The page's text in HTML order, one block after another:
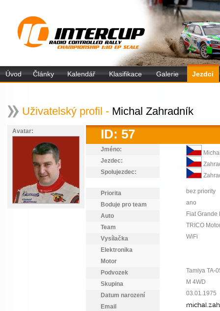
Úvod Články Kalendář Klasifikace Galerie Jezdci
Uživatelský profil - Michal Zahradník
Avatar: ID: 57
Jméno:
Jezdec:
Spolujezdec:
Priorita
bez priority
Boduje pro team
ano
Auto
Fiat Grande
Team
TRICO
Vysílačka
WiFi
Elektronika
Motor
Podvozek
Tamiya TA-
Skupina
M 4WD
Datum narození
03.01.1975
Email